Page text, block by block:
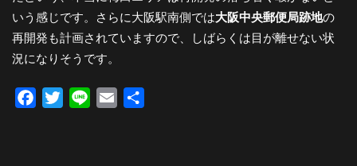
いう感じです。さらに大阪駅南側では大阪中央郵便局跡地の
再開発も計画されていますので、しばらくは目が離せない状
況になりそうです。
Facebook
TwitterLine Email